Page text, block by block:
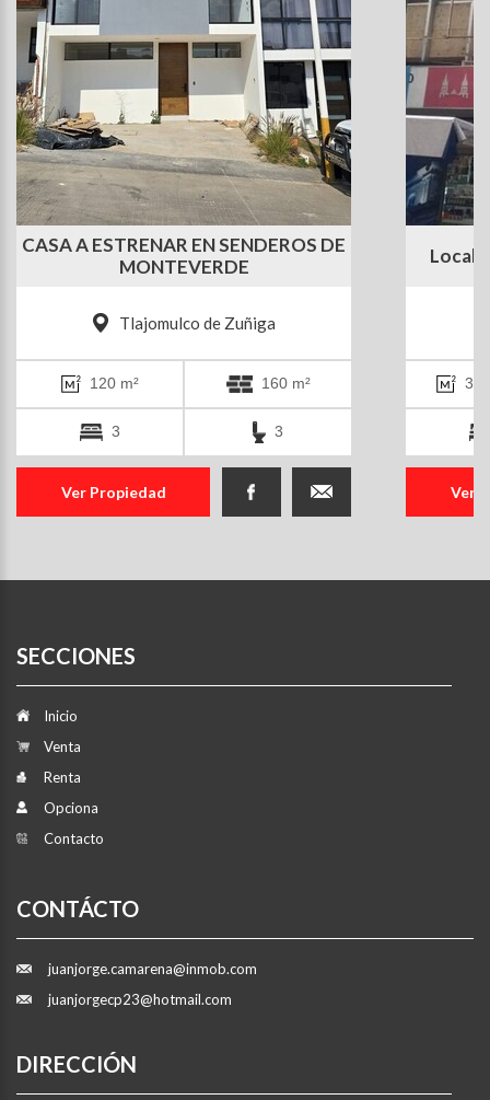
CASA A ESTRENAR EN SENDEROS DE
MONTEVERDE
Tlajomulco de Zuñiga
120 m² 160 m²
3 3
Ver Propiedad
Local
3
Ver
SECCIONES
Inicio
Venta
Renta
Opciona
Contacto
CONTÁCTO
juanjorge.camarena@inmob.com
juanjorgecp23@hotmail.com
DIRECCIÓN